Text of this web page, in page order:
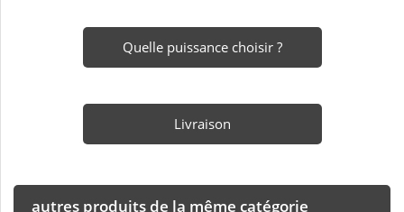
Quelle puissance choisir ?
Livraison
autres produits de la même catégorie